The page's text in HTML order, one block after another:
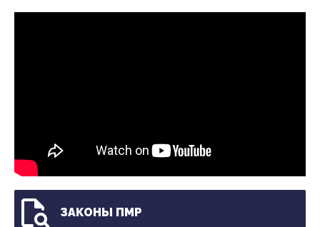
ЗАКОНЫ ПМР